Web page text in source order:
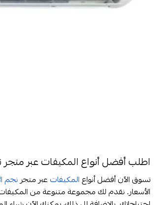
اطلب أفضل أنواع المكيفات عبر
تسوق الآن أفضل أنواع المكيفات عبر متجرنجم
الأسعار. نقدم لك مجموعة متنوعة من